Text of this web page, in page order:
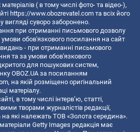
( в тому числі фото- та відео-),
https://www.obozrevatel.com та всіх його
вигляді суворо заборонено.
при отриманні письмового дозволу
умови обов'язкового посилання на сайт
видань - при отриманні письмового
та за умови обов'язкового
для пошукових систем,
OBOZ.UA за посиланням
, на якій розміщено оригінальний
матеріалу.
в тому числі інтерв’ю, статті,
творами журналістів редакції,
які належать ТОВ «Золота середина».
Getty Images редакція має